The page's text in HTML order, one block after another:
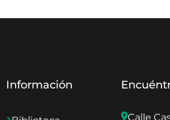
Información
Calle